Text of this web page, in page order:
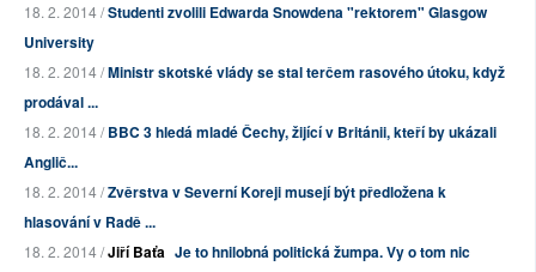
18. 2. 2014 /Studenti zvolili Edwarda Snowdena "rektorem" Glasgow
University
18. 2. 2014 /Ministr skotské vlády se stal terčem rasového útoku, když
prodával ...
18. 2. 2014 /BBC 3 hledá mladé Čechy, žijící v Británii, kteří by ukázali
Anglič...
18. 2. 2014 /Zvěrstva v Severní Koreji musejí být předložena k
hlasování v Radě ...
18. 2. 2014 /Jiří Baťa Je to hnilobná politická žumpa. Vy o tom nic